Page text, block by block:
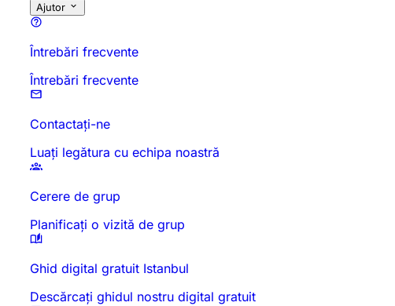
Ajutor
Întrebări frecvente
Întrebări frecvente
Contactați-ne
Luați legătura cu echipa noastră
Cerere de grup
Planificați o vizită de grup
Ghid digital gratuit Istanbul
Descărcați ghidul nostru digital gratuit